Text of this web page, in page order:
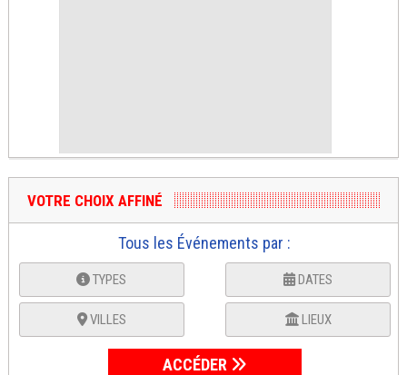
VOTRE CHOIX AFFINÉ
Tous les Événements par :
TYPES DATES
VILLES LIEUX
ACCÉDER